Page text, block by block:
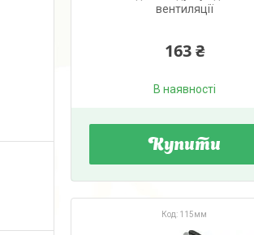
вентиляції
163 ₴
В наявності
Купити
115мм